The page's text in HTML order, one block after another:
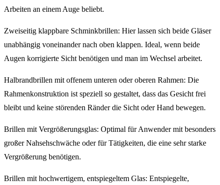
Arbeiten an einem Auge beliebt.
Zweiseitig klappbare Schminkbrillen: Hier lassen sich beide Gläser
unabhängig voneinander nach oben klappen. Ideal, wenn beide
Augen korrigierte Sicht benötigen und man im Wechsel arbeitet.
Halbrandbrillen mit offenem unteren oder oberen Rahmen: Die
Rahmenkonstruktion ist speziell so gestaltet, dass das Gesicht frei
bleibt und keine störenden Ränder die Sicht oder Hand bewegen.
Brillen mit Vergrößerungsglas: Optimal für Anwender mit besonders
großer Nahsehschwäche oder für Tätigkeiten, die eine sehr starke
Vergrößerung benötigen.
Brillen mit hochwertigem, entspiegeltem Glas: Entspiegelte,